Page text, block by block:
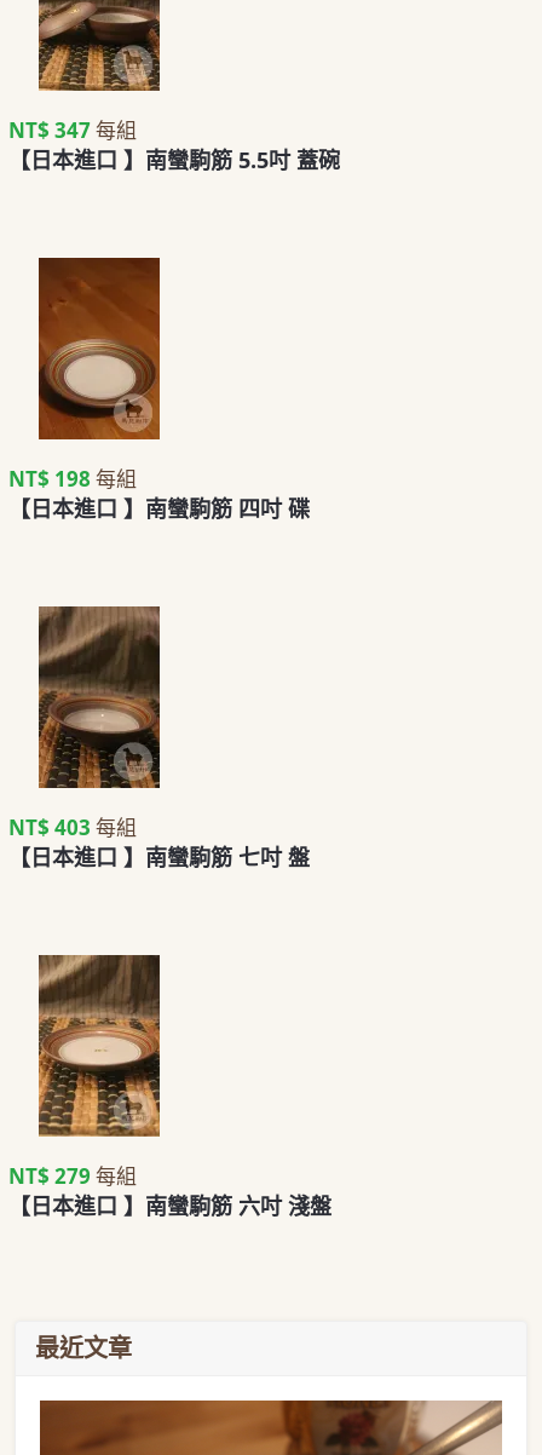
NT$ 347每組
【日本進口 】南蠻駒筋 5.5吋 蓋碗
NT$ 198 每組
【日本進口 】南蠻駒筋 四吋 碟
NT$ 403 每組
【日本進口 】南蠻駒筋 七吋 盤
NT$ 279 每組
【日本進口 】南蠻駒筋 六吋 淺盤
最近文章